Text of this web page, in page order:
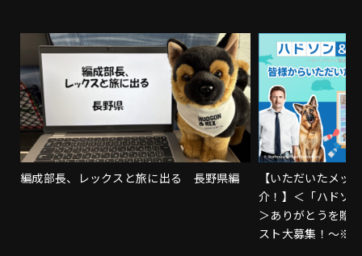
編成部長、レックスと旅に出る 長野県編
【いただいたメッ
介！】＜「ハドソ
＞ありがとうを贈
スト大募集！～※